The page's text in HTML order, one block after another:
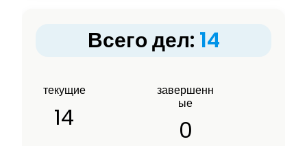
Всего дел: 14
текущие
14
завершенн
ые
0